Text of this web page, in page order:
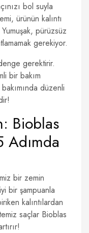
bol suyla
ürünün kalıntı
pürüzsüz
gerekiyor.
gerektirir.
bir bakım
düzenli
Bioblas
Adımda
bir zemin
bir şampuanla
kalıntılardan
saçlar Bioblas